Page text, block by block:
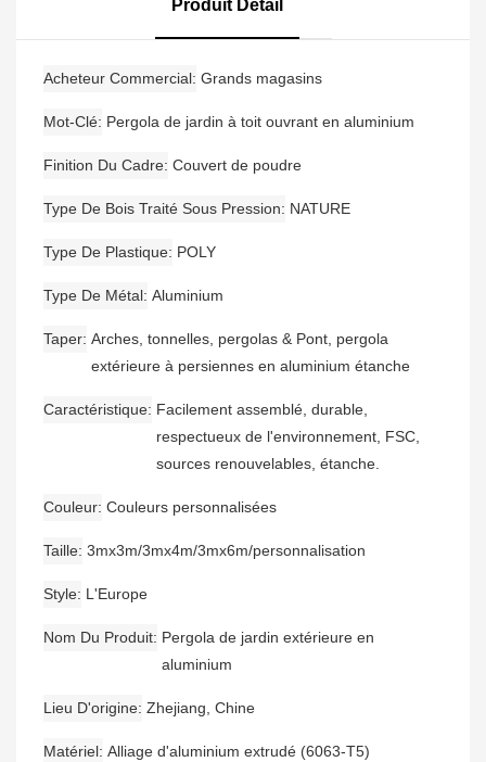
De Jardin De
Moustiquaire
Produit Détail
Acheteur Commercial Grands magasins
Mot-Clé Pergola de jardin à toit ouvrant en aluminium
Finition Du Cadre Couvert de poudre
Type De Bois Traité Sous Pression NATURE
Type De Plastique POLY
Type De Métal Aluminium
Taper Arches, tonnelles, pergolas & Pont, pergola
extérieure à persiennes en aluminium étanche
Caractéristique Facilement assemblé, durable,
respectueux de l'environnement, FSC,
sources renouvelables, étanche.
Couleur Couleurs personnalisées
Taille 3mx3m/3mx4m/3mx6m/personnalisation
Style L'Europe
Nom Du Produit Pergola de jardin extérieure en
aluminium
Lieu D'origine Zhejiang, Chine
Matériel Alliage d'aluminium extrudé (6063-T5)